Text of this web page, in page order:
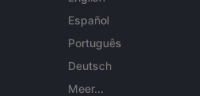
Español
Português
Deutsch
Meer...